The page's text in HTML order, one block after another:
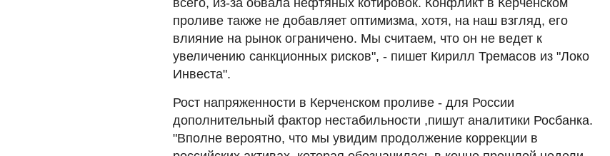
всего, из-за обвала нефтяных котировок. Конфликт в Керченском
проливе также не добавляет оптимизма, хотя, на наш взгляд, его
влияние на рынок ограничено. Мы считаем, что он не ведет к
увеличению санкционных рисков", - пишет Кирилл Тремасов из "Локо
Инвеста".
Рост напряженности в Керченском проливе - для России
дополнительный фактор нестабильности ,пишут аналитики Росбанка.
"Вполне вероятно, что мы увидим продолжение коррекции в